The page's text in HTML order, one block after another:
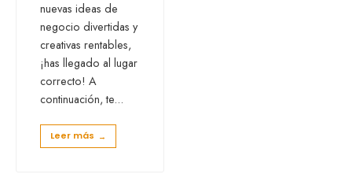
nuevas ideas de
negocio divertidas y
creativas rentables,
¡has llegado al lugar
correcto! A
continuación, te...
Leer más →